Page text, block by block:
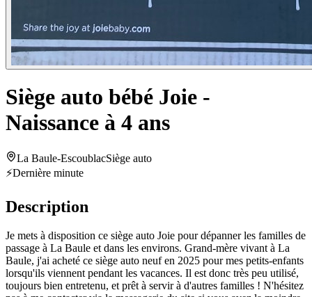
Siège auto bébé Joie -
Naissance à 4 ans
La Baule-EscoublacSiège auto
⚡Dernière minute
Description
Je mets à disposition ce siège auto Joie pour dépanner les familles de
passage à La Baule et dans les environs. Grand-mère vivant à La
Baule, j'ai acheté ce siège auto neuf en 2025 pour mes petits-enfants
lorsqu'ils viennent pendant les vacances. Il est donc très peu utilisé,
toujours bien entretenu, et prêt à servir à d'autres familles ! N'hésitez